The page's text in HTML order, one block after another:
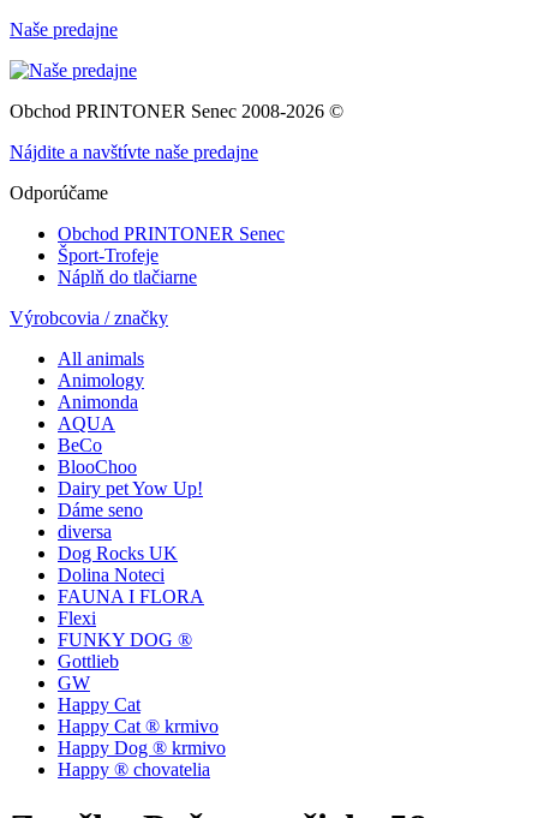
Naše predajne
Obchod PRINTONER Senec 2008-2026 ©
Nájdite a navštívte naše predajne
Odporúčame
Obchod PRINTONER Senec
Šport-Trofeje
Náplň do tlačiarne
Výrobcovia / značky
All animals
Animology
Animonda
AQUA
BeCo
BlooChoo
Dairy pet Yow Up!
Dáme seno
diversa
Dog Rocks UK
Dolina Noteci
FAUNA I FLORA
Flexi
FUNKY DOG ®
Gottlieb
GW
Happy Cat
Happy Cat ® krmivo
Happy Dog ® krmivo
Happy ® chovatelia